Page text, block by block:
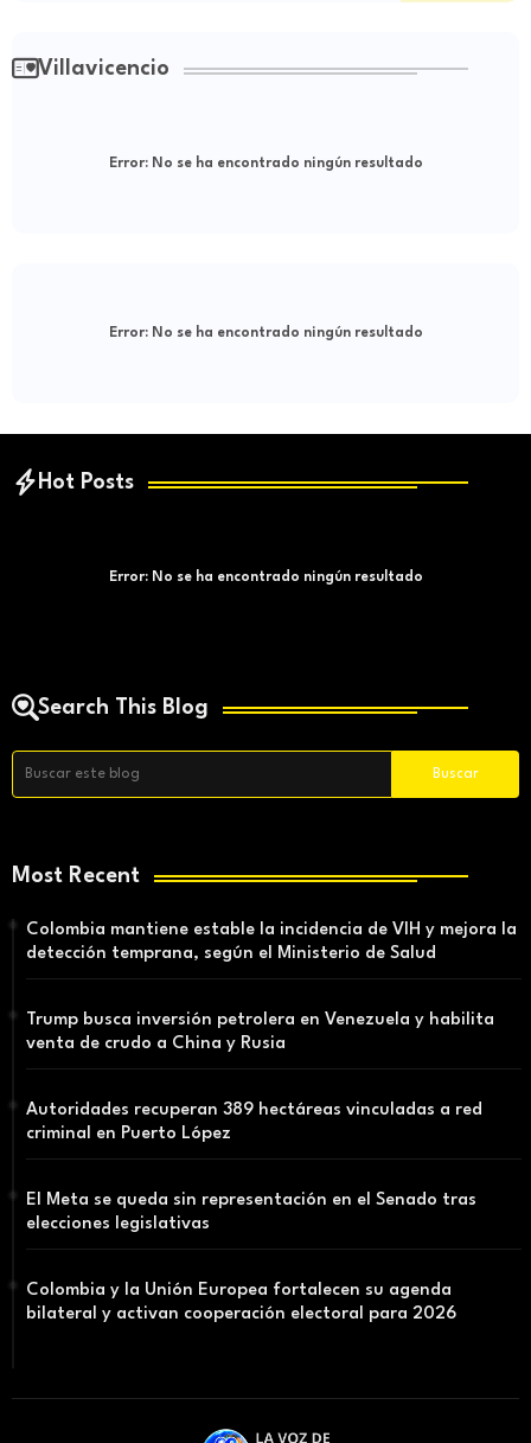
Villavicencio
Error:No se ha encontrado ningún resultado
Error:No se ha encontrado ningún resultado
Hot Posts
Error:No se ha encontrado ningún resultado
Search This Blog
Most Recent
Colombia mantiene estable la incidencia de VIH y mejora la
detección temprana, según el Ministerio de Salud
Trump busca inversión petrolera en Venezuela y habilita
venta de crudo a China y Rusia
Autoridades recuperan 389 hectáreas vinculadas a red
criminal en Puerto López
El Meta se queda sin representación en el Senado tras
elecciones legislativas
Colombia y la Unión Europea fortalecen su agenda
bilateral y activan cooperación electoral para 2026